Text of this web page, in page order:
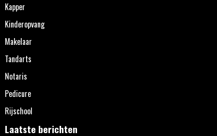
Kapper
Kinderopvang
Makelaar
Tandarts
Notaris
Pedicure
Rijschool
Laatste berichten